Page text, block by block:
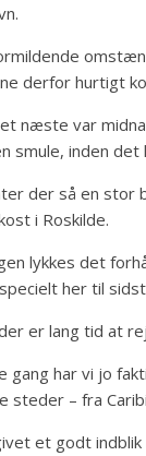
derfor hurtigt
næste var
smule, inden
der så en stor
i Roskilde.
lykkes det
her til
er lang tid at
gang har vi jo
steder – fra
et godt